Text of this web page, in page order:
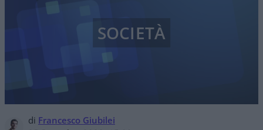
di Francesco Giubilei
SOCIETÀ